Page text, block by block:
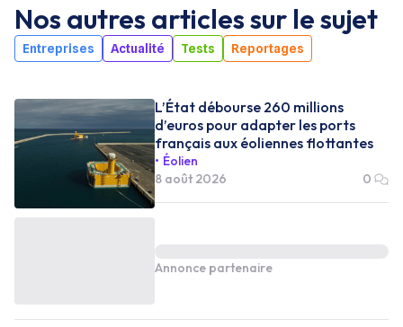
Nos autres articles sur le sujet
Entreprises Actualité Tests Reportages
L’État débourse 260 millions
d’euros pour adapter les ports
français aux éoliennes flottantes
Éolien
8 août 2026
0
Annonce partenaire